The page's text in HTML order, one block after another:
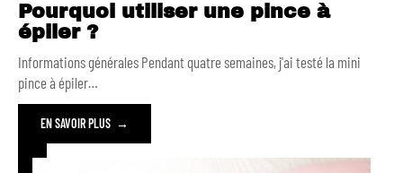
Pourquoi utiliser une pince à
épiler ?
Informations générales Pendant quatre semaines, j'ai testé la mini
pince à épiler…
EN SAVOIR PLUS